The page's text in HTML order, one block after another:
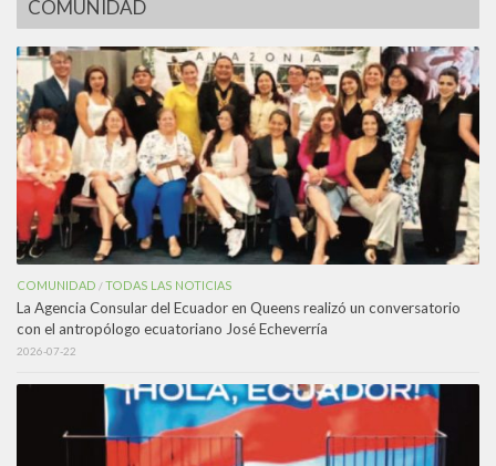
COMUNIDAD
COMUNIDAD /TODAS LAS NOTICIAS
La Agencia Consular del Ecuador en Queens realizó un conversatorio
con el antropólogo ecuatoriano José Echeverría
2026-07-22